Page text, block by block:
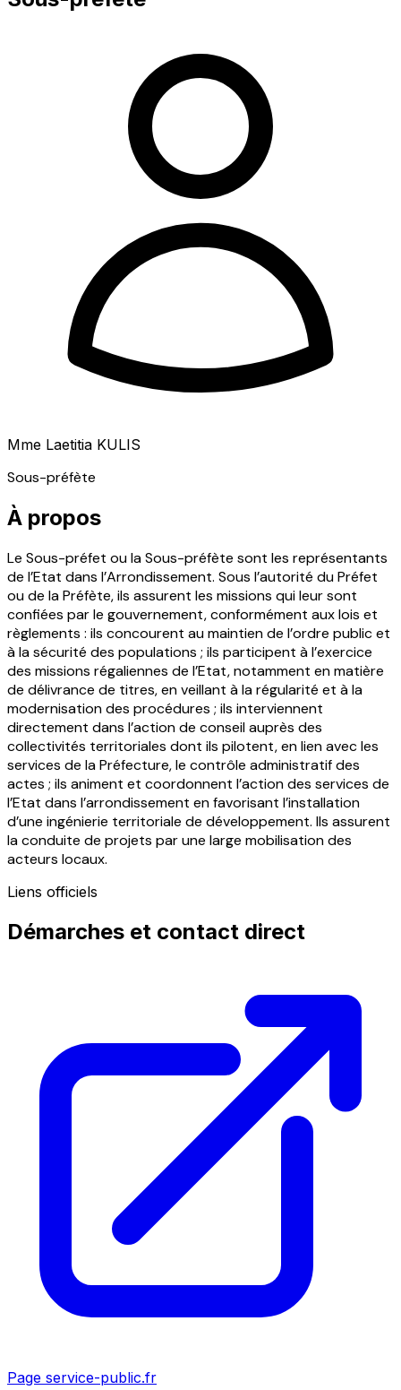
Mme Laetitia KULIS
Sous-préfète
À propos
Le Sous-préfet ou la Sous-préfète sont les représentants
de l’Etat dans l’Arrondissement. Sous l’autorité du Préfet
ou de la Préfète, ils assurent les missions qui leur sont
confiées par le gouvernement, conformément aux lois et
règlements : ils concourent au maintien de l’ordre public et
à la sécurité des populations ; ils participent à l’exercice
des missions régaliennes de l’Etat, notamment en matière
de délivrance de titres, en veillant à la régularité et à la
modernisation des procédures ; ils interviennent
directement dans l’action de conseil auprès des
collectivités territoriales dont ils pilotent, en lien avec les
services de la Préfecture, le contrôle administratif des
actes ; ils animent et coordonnent l’action des services de
l’Etat dans l’arrondissement en favorisant l’installation
d’une ingénierie territoriale de développement. Ils assurent
la conduite de projets par une large mobilisation des
acteurs locaux.
Liens officiels
Démarches et contact direct
Page service-public.fr